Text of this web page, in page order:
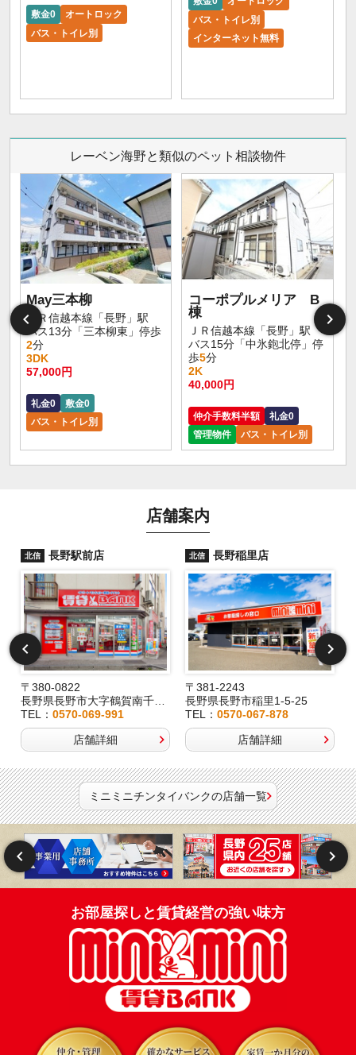
敷金0
オートロック
バス・トイレ別
バス・トイレ別
インターネット無料
レーベン海野と類似のペット相談物件
May三本柳
ＪＲ信越本線「長野」駅
バス13分「三本柳東」停歩
2分
3DK
57,000円
礼金0
敷金0
バス・トイレ別
コーポプルメリア B
棟
ＪＲ信越本線「長野」駅
バス15分「中氷鉋北停」停
歩5分
2K
40,000円
仲介手数料半額
礼金0
管理物件
バス・トイレ別
店舗案内
北信 長野駅前店
〒380-0822
長野県長野市大字鶴賀南千歳町826
TEL： 0570-069-991
店舗詳細
北信 長野稲里店
〒381-2243
長野県長野市稲里1-5-25
TEL：0570-067-878
店舗詳細
ミニミニチンタイバンクの店舗一覧
お部屋探しと賃貸経営の強い味方